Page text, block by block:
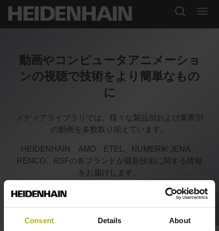
Consent Details About
動画やコンピュータアニメーショ
ンの視聴で技術をより簡単なもの
に
メディアライブラリでは、様々な製品別および業界別
の動画を多数取り揃えています。
HEIDENHAIN、AMO、ETEL、NUMERIK JENA、
RENCO、RSFの各ブランドが最新技術に関する情報
をお届けします。